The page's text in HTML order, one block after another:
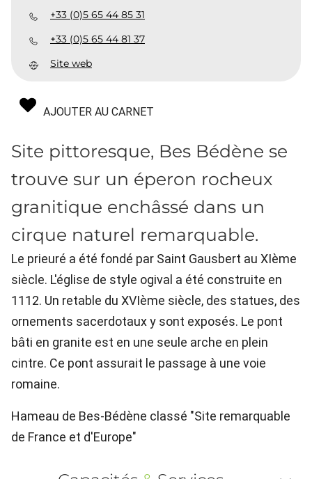
+33 (0)5 65 44 85 31
+33 (0)5 65 44 81 37
Site web
AJOUTER AU CARNET
Site pittoresque, Bes Bédène se
trouve sur un éperon rocheux
granitique enchâssé dans un
cirque naturel remarquable.
Le prieuré a été fondé par Saint Gausbert au XIème
siècle. L'église de style ogival a été construite en
1112. Un retable du XVIème siècle, des statues, des
ornements sacerdotaux y sont exposés. Le pont
bâti en granite est en une seule arche en plein
cintre. Ce pont assurait le passage à une voie
romaine.
Hameau de Bes-Bédène classé "Site remarquable
de France et d'Europe"